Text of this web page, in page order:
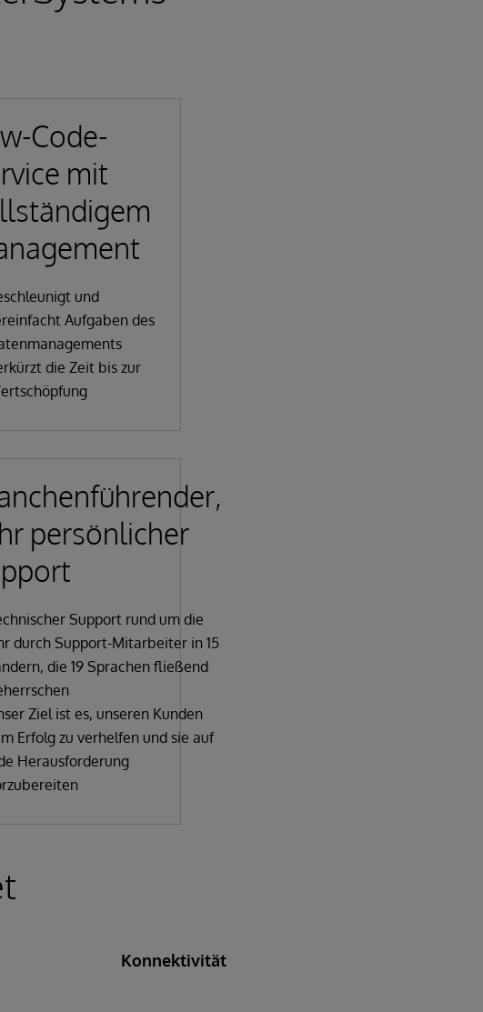
Code-
mit
und
Aufgaben des
die Zeit bis zur
persönlicher
Support rund um die
durch Support-Mitarbeiter in 15
die 19 Sprachen fließend
Ziel ist es, unseren Kunden
Erfolg zu verhelfen und sie auf
Herausforderung
Konnektivität